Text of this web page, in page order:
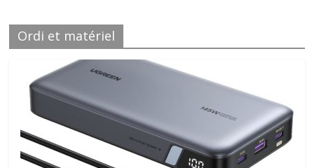
Ordi et matériel